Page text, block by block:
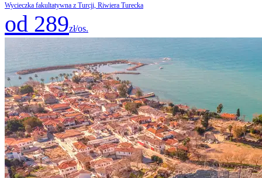
Wycieczka fakultatywna z Turcji, Riwiera Turecka
od 289zł/os.